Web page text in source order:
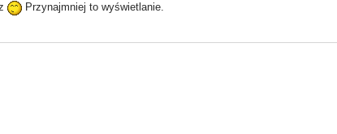
Przynajmniej to wyświetlanie.